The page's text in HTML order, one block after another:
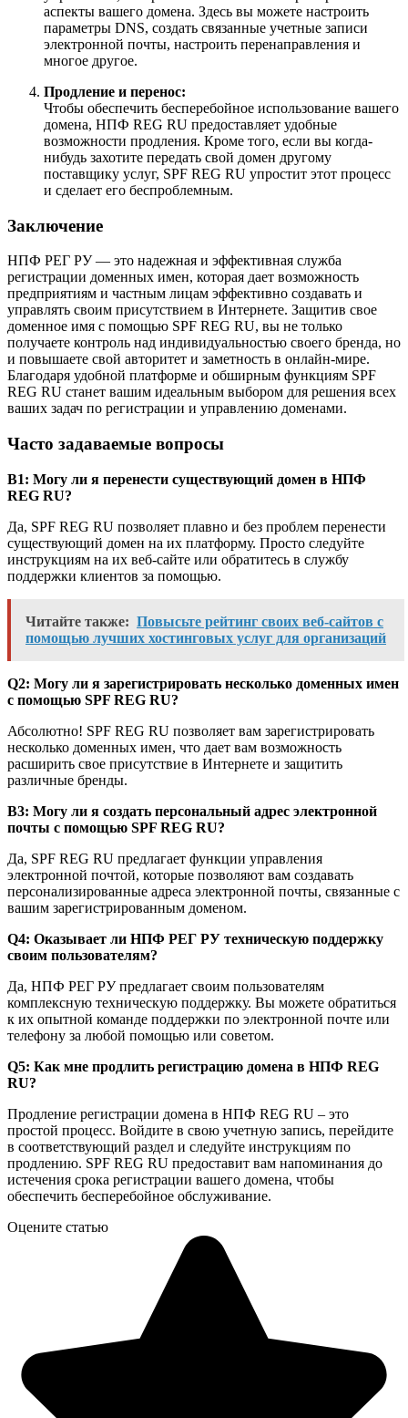
аспекты вашего домена. Здесь вы можете настроить
параметры DNS, создать связанные учетные записи
электронной почты, настроить перенаправления и
многое другое.
Продление и перенос:
Чтобы обеспечить бесперебойное использование вашего
домена, НПФ REG RU предоставляет удобные
возможности продления. Кроме того, если вы когда-
нибудь захотите передать свой домен другому
поставщику услуг, SPF REG RU упростит этот процесс
и сделает его беспроблемным.
Заключение
НПФ РЕГ РУ — это надежная и эффективная служба
регистрации доменных имен, которая дает возможность
предприятиям и частным лицам эффективно создавать и
управлять своим присутствием в Интернете. Защитив свое
доменное имя с помощью SPF REG RU, вы не только
получаете контроль над индивидуальностью своего бренда, но
и повышаете свой авторитет и заметность в онлайн-мире.
Благодаря удобной платформе и обширным функциям SPF
REG RU станет вашим идеальным выбором для решения всех
ваших задач по регистрации и управлению доменами.
Часто задаваемые вопросы
В1: Могу ли я перенести существующий домен в НПФ
REG RU?
Да, SPF REG RU позволяет плавно и без проблем перенести
существующий домен на их платформу. Просто следуйте
инструкциям на их веб-сайте или обратитесь в службу
поддержки клиентов за помощью.
Читайте также: Повысьте рейтинг своих веб-сайтов с
помощью лучших хостинговых услуг для организаций
Q2: Могу ли я зарегистрировать несколько доменных имен
с помощью SPF REG RU?
Абсолютно! SPF REG RU позволяет вам зарегистрировать
несколько доменных имен, что дает вам возможность
расширить свое присутствие в Интернете и защитить
различные бренды.
В3: Могу ли я создать персональный адрес электронной
почты с помощью SPF REG RU?
Да, SPF REG RU предлагает функции управления
электронной почтой, которые позволяют вам создавать
персонализированные адреса электронной почты, связанные с
вашим зарегистрированным доменом.
Q4: Оказывает ли НПФ РЕГ РУ техническую поддержку
своим пользователям?
Да, НПФ РЕГ РУ предлагает своим пользователям
комплексную техническую поддержку. Вы можете обратиться
к их опытной команде поддержки по электронной почте или
телефону за любой помощью или советом.
Q5: Как мне продлить регистрацию домена в НПФ REG
RU?
Продление регистрации домена в НПФ REG RU – это
простой процесс. Войдите в свою учетную запись, перейдите
в соответствующий раздел и следуйте инструкциям по
продлению. SPF REG RU предоставит вам напоминания до
истечения срока регистрации вашего домена, чтобы
обеспечить бесперебойное обслуживание.
Оцените статью